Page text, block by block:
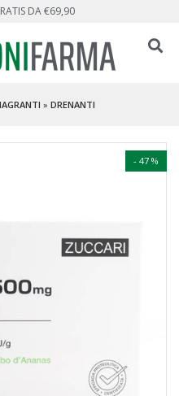
DA €69,90
» DRENANTI
- 47 %